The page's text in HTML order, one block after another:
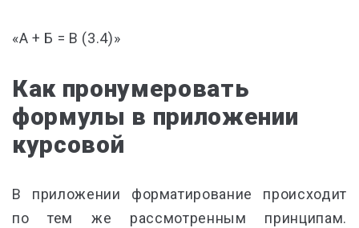
«А + Б = В (3.4)»
Как пронумеровать
формулы в приложении
курсовой
В приложении форматирование происходит
по тем же рассмотренным принципам.